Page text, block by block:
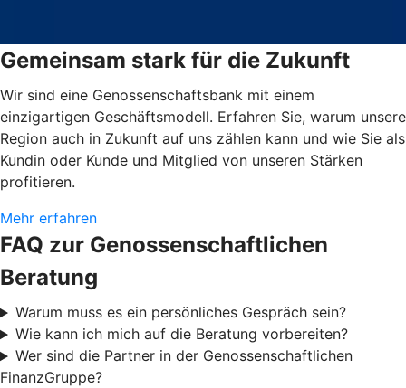
Gemeinsam stark für die Zukunft
Wir sind eine Genossenschaftsbank mit einem
einzigartigen Geschäftsmodell. Erfahren Sie, warum unsere
Region auch in Zukunft auf uns zählen kann und wie Sie als
Kundin oder Kunde und Mitglied von unseren Stärken
profitieren.
Mehr erfahren
FAQ zur Genossenschaftlichen
Beratung
Warum muss es ein persönliches Gespräch sein?
Wie kann ich mich auf die Beratung vorbereiten?
Wer sind die Partner in der Genossenschaftlichen
FinanzGruppe?